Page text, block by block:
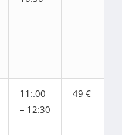
11:.00
– 12:30
49 €